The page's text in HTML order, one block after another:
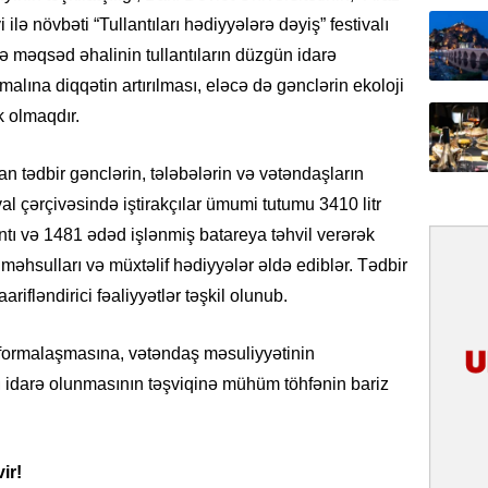
növbəti “Tullantıları hədiyyələrə dəyiş” festivalı
əhalinin tullantıların düzgün idarə
diqqətin artırılması, eləcə də gənclərin ekoloji
tədbir gənclərin, tələbələrin və vətəndaşların
çərçivəsində iştirakçılar ümumi tutumu 3410 litr
və 1481 ədəd işlənmiş batareya təhvil verərək
və müxtəlif hədiyyələr əldə ediblər. Tədbir
fəaliyyətlər təşkil olunub.
vətəndaş məsuliyyətinin
idarə olunmasının təşviqinə mühüm töhfənin bariz
İlin ilk
çox
Yeni